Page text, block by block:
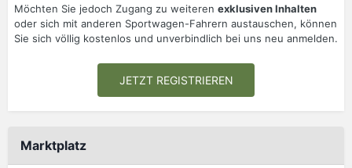
Möchten Sie jedoch Zugang zu weiteren exklusiven Inhalten
oder sich mit anderen Sportwagen-Fahrern austauschen, können
Sie sich völlig kostenlos und unverbindlich bei uns neu anmelden.
JETZT REGISTRIEREN
Marktplatz